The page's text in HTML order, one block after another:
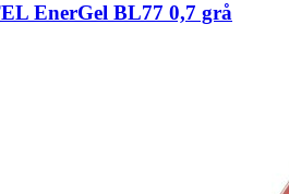
EnerGel BL77 0,7 grå